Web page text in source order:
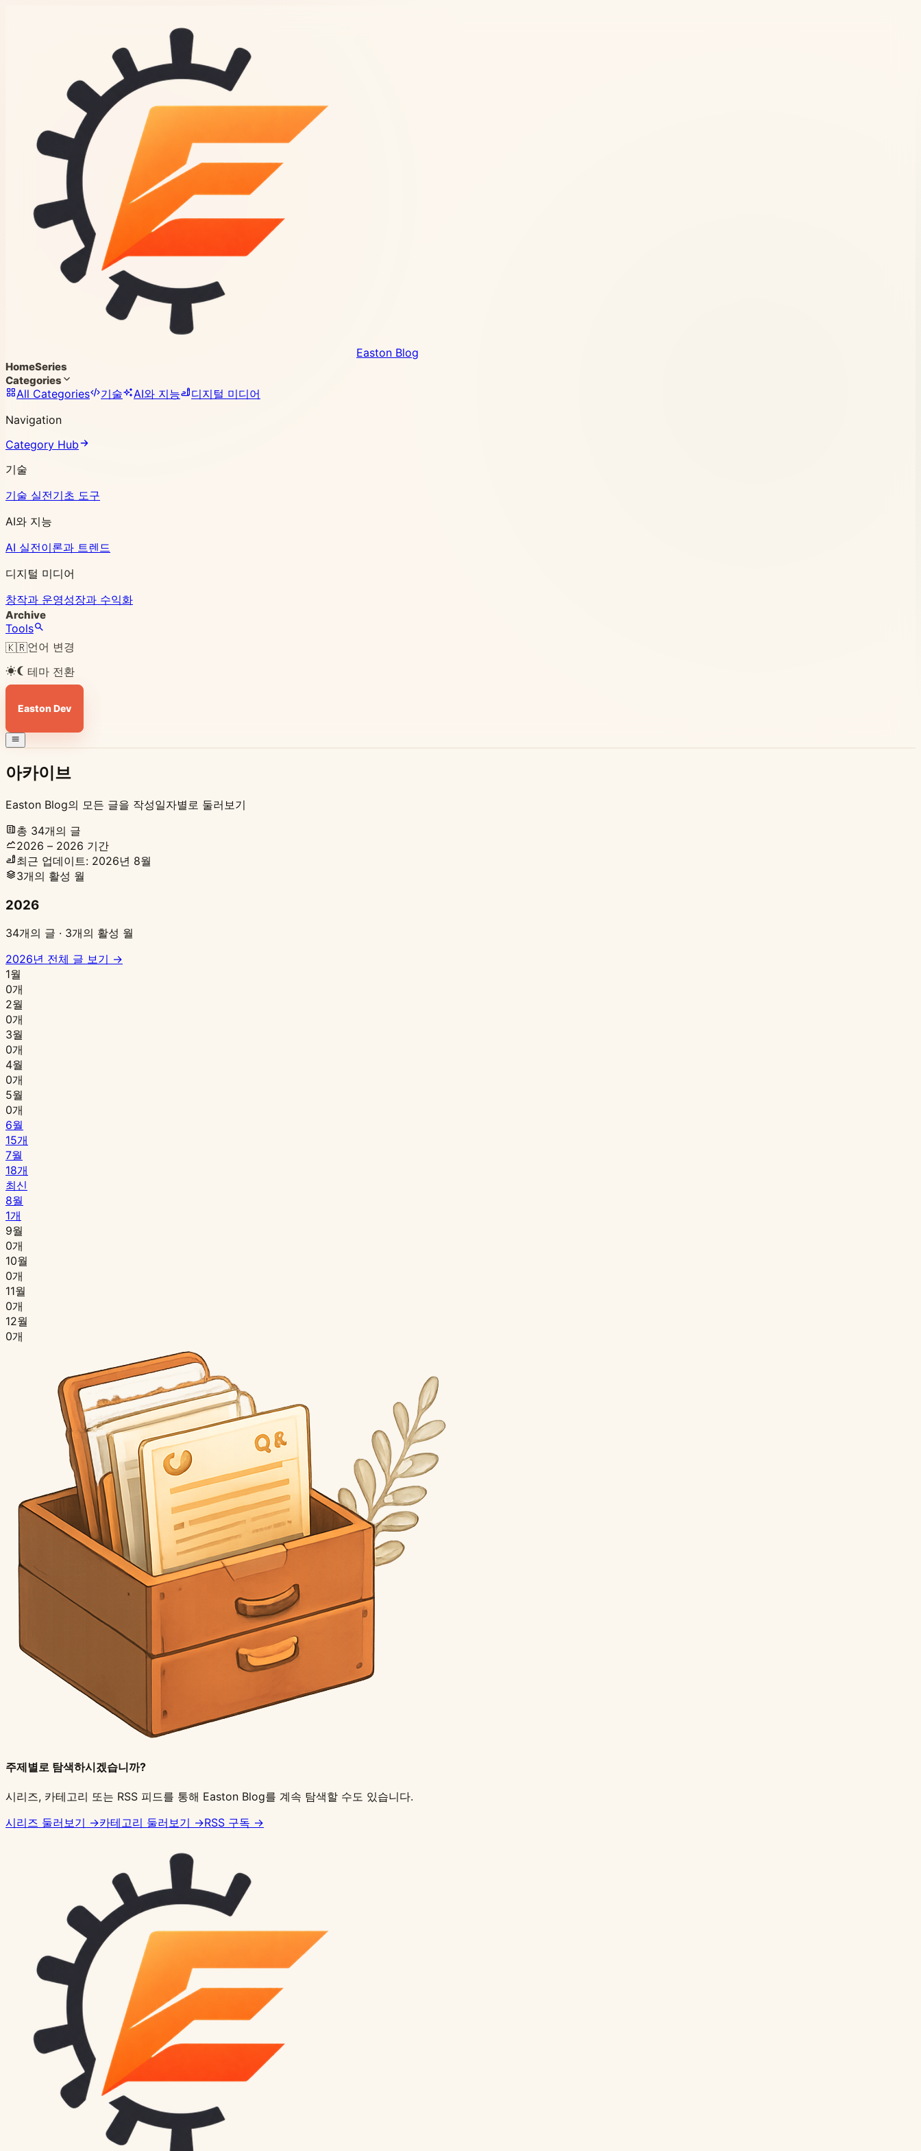
Easton Blog
HomeSeries
Categories
All Categories 기술 AI와 지능
디지털 미디어
Navigation
Category Hub
기술
기술 실전기초 도구
AI와 지능
AI 실전이론과 트렌드
디지털 미디어
창작과 운영성장과 수익화
Archive
Tools
🇰🇷언어 변경
테마 전환
Easton Dev
아카이브
Easton Blog의 모든 글을 작성일자별로 둘러보기
총 34개의 글
2026 – 2026 기간
최근 업데이트: 2026년 8월
3개의 활성 월
2026
34개의 글 · 3개의 활성 월
2026년 전체 글 보기 →
1월
0개
2월
0개
3월
0개
4월
0개
5월
0개
6월
15개
7월
18개
최신
8월
1개
9월
0개
10월
0개
11월
0개
12월
0개
주제별로 탐색하시겠습니까?
시리즈, 카테고리 또는 RSS 피드를 통해 Easton Blog를 계속 탐색할 수도 있습니다.
시리즈 둘러보기 →카테고리 둘러보기 →RSS 구독 →